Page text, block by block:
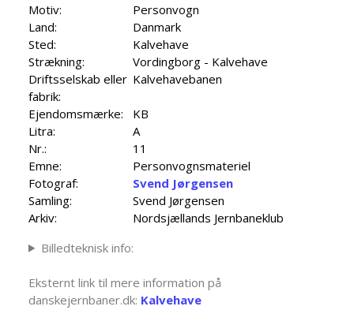
Motiv:
Personvogn
Land:
Danmark
Sted:
Kalvehave
Strækning:
Vordingborg - Kalvehave
Driftsselskab eller
fabrik:
Kalvehavebanen
Ejendomsmærke:
KB
Litra:
A
Nr.:
11
Emne:
Personvognsmateriel
Fotograf:
Svend Jørgensen
Samling:
Svend Jørgensen
Arkiv:
Nordsjællands Jernbaneklub
Billedteknisk info:
Eksternt link til mere information på
danskejernbaner.dk: Kalvehave